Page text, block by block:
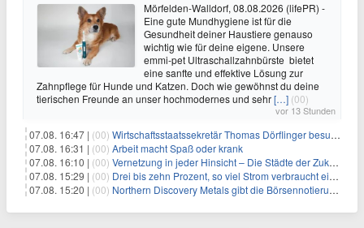
Mörfelden-Walldorf, 08.08.2026 (lifePR) -
Eine gute Mundhygiene ist für die
Gesundheit deiner Haustiere genauso
wichtig wie für deine eigene. Unsere
emmi-pet Ultraschallzahnbürste bietet
eine sanfte und effektive Lösung zur
Zahnpflege für Hunde und Katzen. Doch wie gewöhnst du deine
tierischen Freunde an unser hochmodernes und sehr[…] (00)
vor 13 Stunden
07.08. 16:47 | (00) Wirtschaftsstaatssekretär Thomas Dörflinger besucht Handwerksbetrieb im Kammerbezirk Freiburg
07.08. 16:31 | (00) Arbeit macht Spaß oder krank
07.08. 16:10 | (00) Vernetzung in jeder Hinsicht – Die Städte der Zukunft sind grün-blau
07.08. 15:29 | (00) Drei bis zehn Prozent, so viel Strom verbraucht ein Aufzug im Gebäude
07.08. 15:20 | (00) Northern Discovery Metals gibt die Börsennotierung an der Frankfurter Wertpapierbörse bekannt